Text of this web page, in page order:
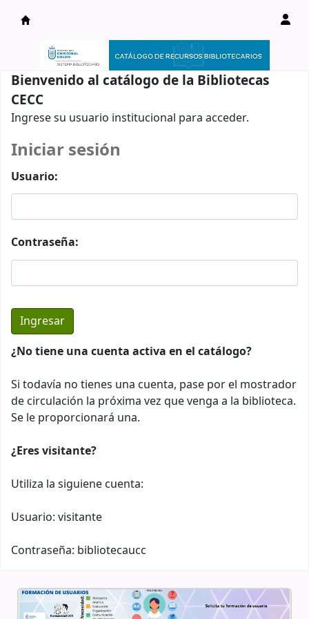
Catálogo en línea
Bienvenido al catálogo de la Bibliotecas
CECC
Ingrese su usuario institucional para acceder.
Iniciar sesión
Usuario:
Contraseña:
¿No tiene una cuenta activa en el catálogo?
Si todavía no tienes una cuenta, pase por el mostrador
de circulación la próxima vez que venga a la biblioteca.
Se le proporcionará una.
¿Eres visitante?
Utiliza la siguiene cuenta:
Usuario: visitante
Contraseña: bibliotecaucc